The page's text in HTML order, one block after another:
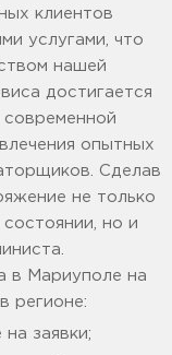
клиентов
услугами, что
нашей
достигается
современной
опытных
Сделав
не только
но и
в Мариуполе на
регионе:
заявки;